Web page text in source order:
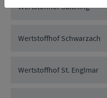
Wertstoffhof Salching
Wertstoffhof Schwarzach
Wertstoffhof St. Englmar